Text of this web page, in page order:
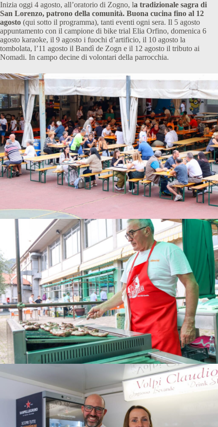
Inizia oggi 4 agosto, all’oratorio di Zogno, la tradizionale sagra di
San Lorenzo, patrono della comunità. Buona cucina fino al 12
agosto (qui sotto il programma), tanti eventi ogni sera. Il 5 agosto
appuntamento con il campione di bike trial Elia Orfino, domenica 6
agosto karaoke, il 9 agosto i fuochi d’artificio, il 10 agosto la
tombolata, l’11 agosto il Bandì de Zogn e il 12 agosto il tributo ai
Nomadi. In campo decine di volontari della parrocchia.